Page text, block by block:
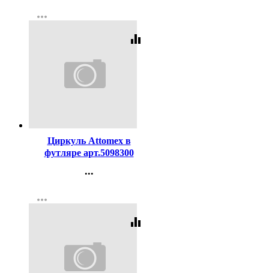
Регистрация
more_horiz
equalizer
Циркуль Attomex в
футляре арт.5098300
...
Регистрация
more_horiz
equalizer